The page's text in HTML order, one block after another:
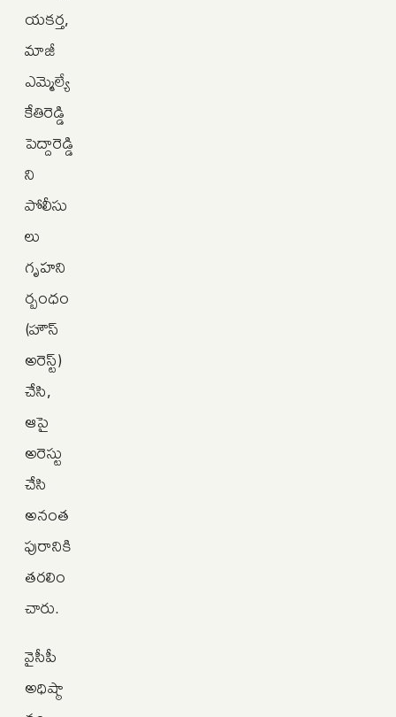
యకర్త,
మాజీ
ఎమ్మెల్యే
కేతిరెడ్డి
పెద్దారెడ్డి
ని
పోలీసు
లు
గృహని
ర్బంధం
(హౌస్
అరెస్ట్)
చేసి,
ఆపై
అరెస్టు
చేసి
అనంత
పురానికి
తరలిం
చారు.
వైసీపీ
అధిష్ఠా